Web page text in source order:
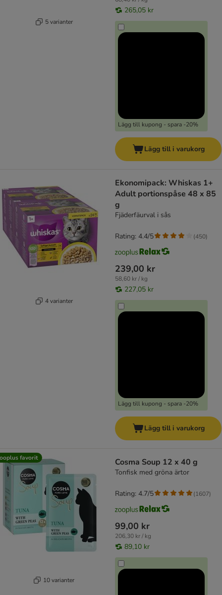
5 varianter
265,05 kr
Lägg till kupong - spara -20%
Lägg till i varukorg
4 varianter
Ekonomipack: Whiskas 1+
Adult portionspåse 48 x 85
g
Fjäderfäurval i sås
239,00 kr
58,60 kr / kg
227,05 kr
Lägg till kupong - spara -20%
Rating: 4.4/5 (450)
Lägg till i varukorg
favorit
10 varianter
Cosma Soup 12 x 40 g
Tonfisk med gröna ärtor
99,00 kr
206,30 kr / kg
89,10 kr
Rating: 4.7/5 (1607)